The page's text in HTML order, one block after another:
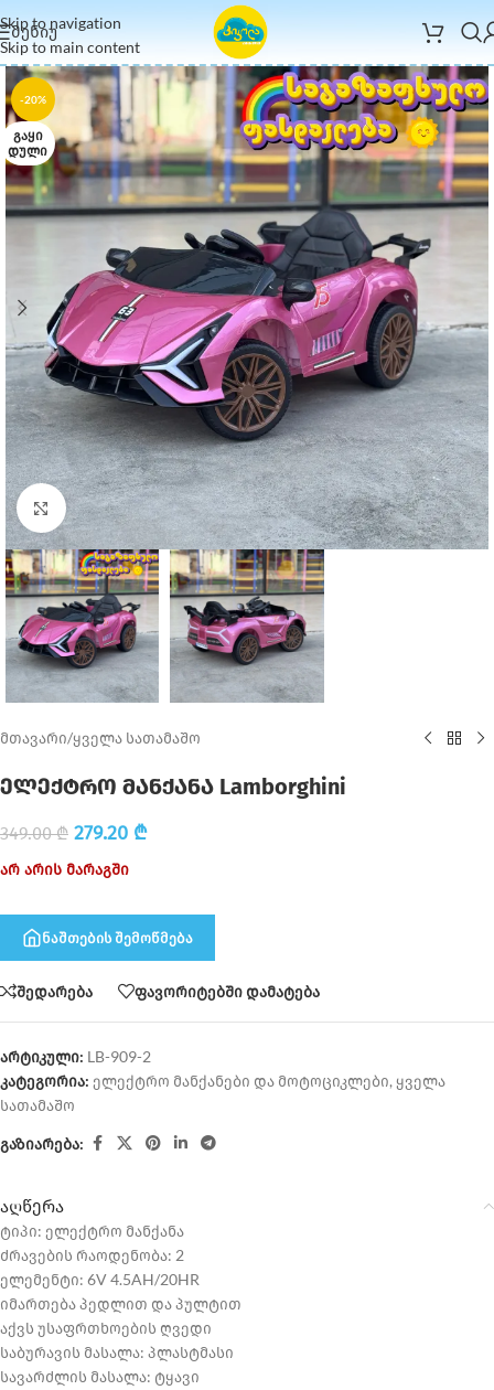
Skip to navigation
Skip to main content
ᲛᲔᲜᲘᲣ
-20%
ᲒᲐᲧᲘ
ᲓᲣᲚᲘ
Click to enlarge
მთავარი/ყველა სათამაშო
ელექტრო მანქანა Lamborghini
349.00₾ 279.20 ₾
არ არის მარაგში
ნაშთების შემოწმება
შედარება ფავორიტებში დამატება
არტიკული: LB-909-2
კატეგორია: ელექტრო მანქანები და მოტოციკლები, ყველა
სათამაშო
გაზიარება:
აღწერა
ტიპი: ელექტრო მანქანა
ძრავების რაოდენობა: 2
ელემენტი: 6V 4.5AH/20HR
იმართება პედლით და პულტით
აქვს უსაფრთხოების ღვედი
საბურავის მასალა: პლასტმასი
სავარძლის მასალა: ტყავი